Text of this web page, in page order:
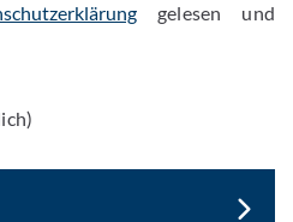
gelesen und